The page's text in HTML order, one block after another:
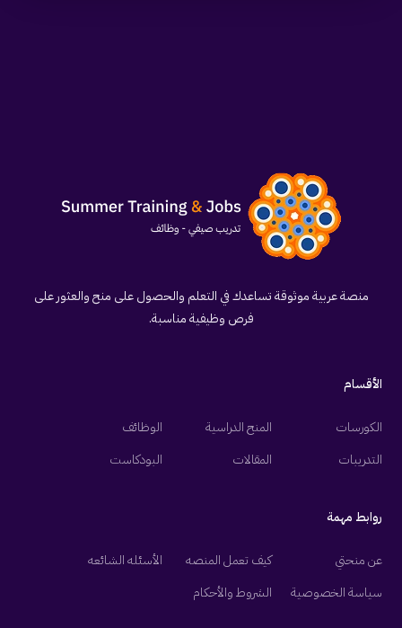
منصة عربية موثوقة تساعدك في التعلم والحصول على منح والعثور على
فرص وظيفية مناسبة.
الأقسام
الكورسات المنح الدراسية
الوظائف
التدريبات
المقالات البودكاست
روابط مهمة
عن منحتي كيف تعمل المنصه
الأسئله الشائعه
سياسة الخصوصية
الشروط والأحكام